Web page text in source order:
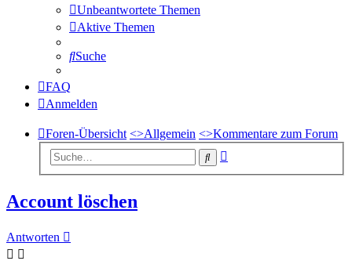
Unbeantwortete Themen
Aktive Themen
Suche
FAQ
Anmelden
Foren-Übersicht <>Allgemein <>Kommentare zum Forum
Suche
Account löschen
Antworten